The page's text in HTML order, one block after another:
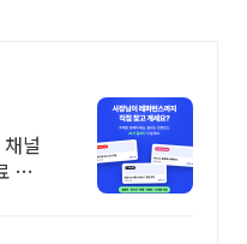
널
체